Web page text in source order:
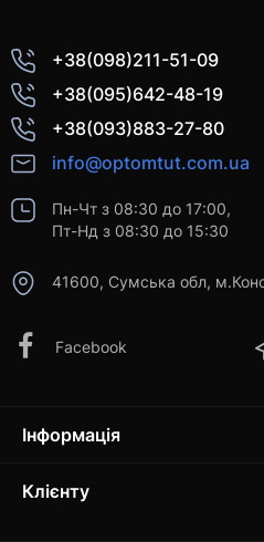
+38(098)211-51-09
+38(095)642-48-19
+38(093)883-27-80
info@optomtut.com.ua
Пн-Чт з 08:30 до 17:00,
Пт-Нд з 08:30 до 15:30
41600, Сумська обл,
Facebook
Інформація
Клієнту